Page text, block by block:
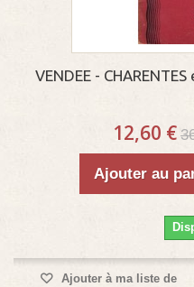
VENDEE -
12,60 €
Ajouter au
Ajouter à ma liste de